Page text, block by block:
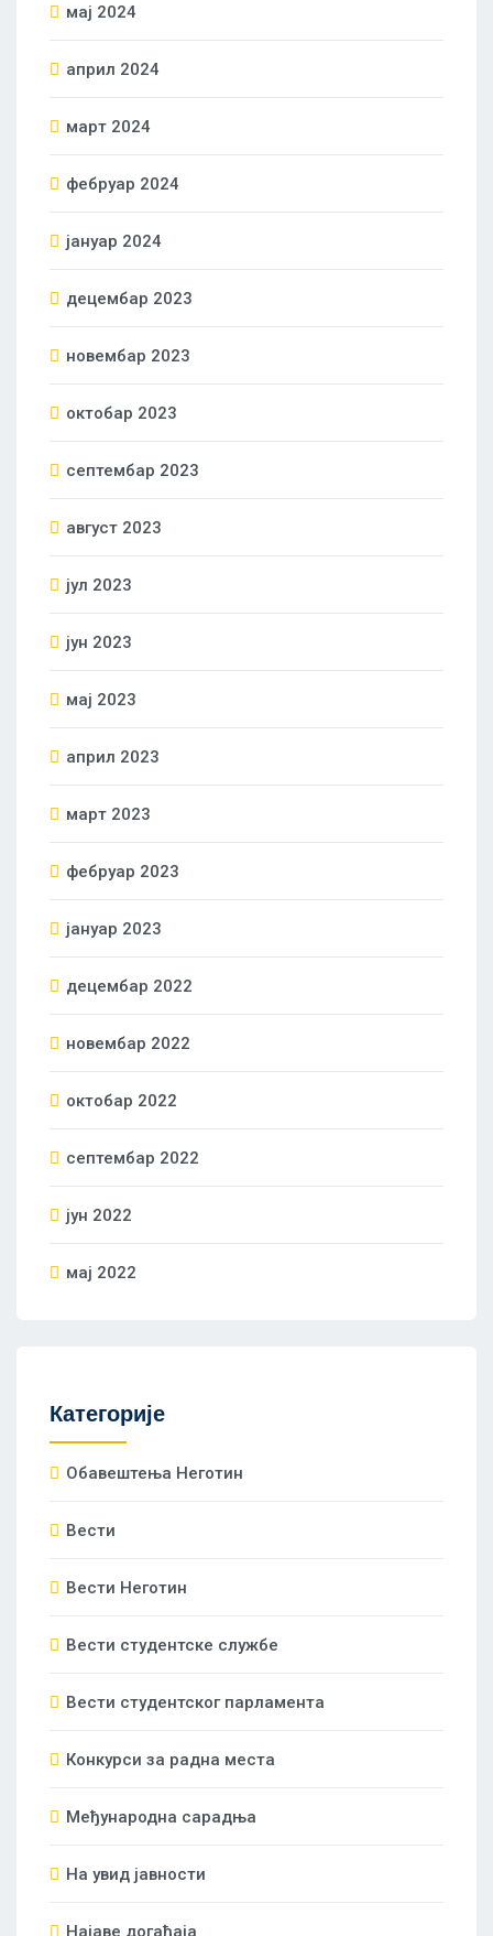
мај 2024
април 2024
март 2024
фебруар 2024
јануар 2024
децембар 2023
новембар 2023
октобар 2023
септембар 2023
август 2023
јул 2023
јун 2023
мај 2023
април 2023
март 2023
фебруар 2023
јануар 2023
децембар 2022
новембар 2022
октобар 2022
септембар 2022
јун 2022
мај 2022
Категорије
Oбавештења Неготин
Вести
Вести Неготин
Вести студентске службе
Вести студентског парламента
Конкурси за радна места
Међународна сарадња
На увид јавности
Најаве догађаја